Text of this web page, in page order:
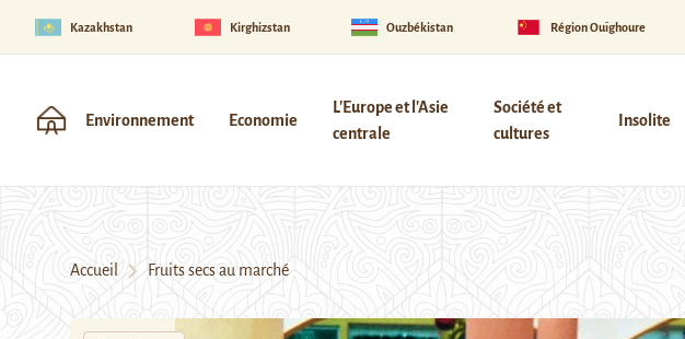
Kazakhstan Kirghizstan Ouzbékistan Région Ouïghoure
Environnement Economie
L'Europe et l'Asie
centrale
Société et
cultures
Insolite
Accueil Fruits secs au marché